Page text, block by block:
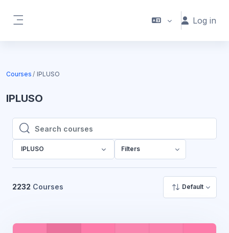
Log in
Courses IPLUSO
IPLUSO
Search courses
Search courses
IPLUSO Filters
2232 Courses Default